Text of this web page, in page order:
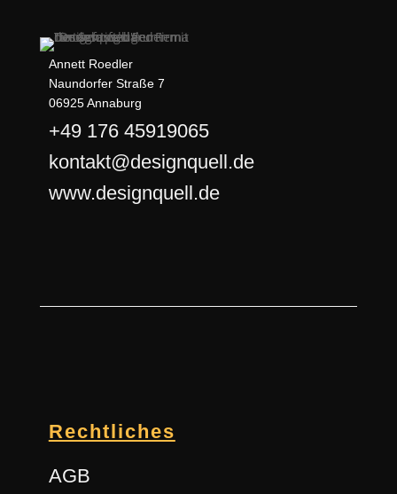
Annett Roedler
Naundorfer Straße 7
06925 Annaburg
+49 176 45919065
kontakt@designquell.de
www.designquell.de
Rechtliches
AGB